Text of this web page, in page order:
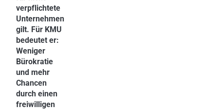
verpflichtete
Unternehmen
gilt. Für KMU
bedeutet er:
Weniger
Bürokratie
und mehr
Chancen
durch einen
freiwilligen